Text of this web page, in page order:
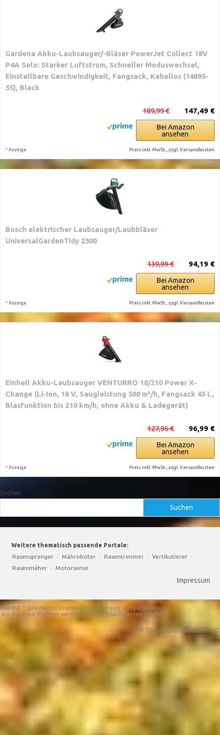
Gardena Akku-Laubsauger/-Bläser PowerJet Collect 18V
P4A Solo: Starker Luftstrom, Schneller Moduswechsel,
Einstellbare Geschwindigkeit, Fangsack, Kabellos (14895-
55), Black
147,49 €
189,99 €
Bei Amazon
ansehen
* Anzeige Preis inkl. MwSt., zzgl. Versandkosten
Bosch elektrischer Laubsauger/Laubbläser
UniversalGardenTidy 2300
94,19 €
139,99 €
Bei Amazon
ansehen
* Anzeige Preis inkl. MwSt., zzgl. Versandkosten
Einhell Akku-Laubsauger VENTURRO 18/210 Power X-
Change (Li-Ion, 18 V, Saugleistung 500 m³/h, Fangsack 45 L,
Blasfunktion bis 210 km/h, ohne Akku & Ladegerät)
96,99 €
127,95 €
Bei Amazon
ansehen
* Anzeige Preis inkl. MwSt., zzgl. Versandkosten
Suchen
Suchen
Weitere thematisch passende Portale:
Rasensprenger · Mähroboter · Rasentrimmer · Vertikutierer ·
Rasenmäher · Motorsense
Impressum
die mit * gekennzeichneten Links sind sog. Affiliatelinks.
Als Amazon-Partner verdiene ich an qualifizierten Käufen!
© 2025 Ostsee-Ventures UG